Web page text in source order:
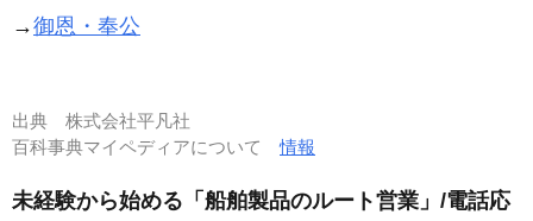
→御恩・奉公
出典 株式会社平凡社
百科事典マイペディアについて情報
未経験から始める「船舶製品のルート営業」/電話応